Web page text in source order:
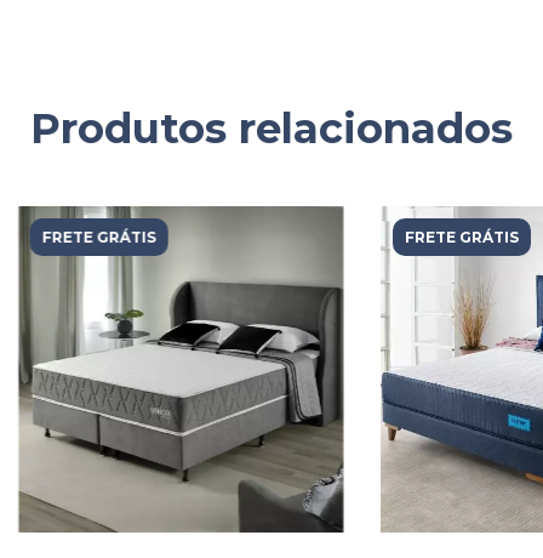
Produtos relacionados
FRETE GRÁTIS FRETE GRÁTIS